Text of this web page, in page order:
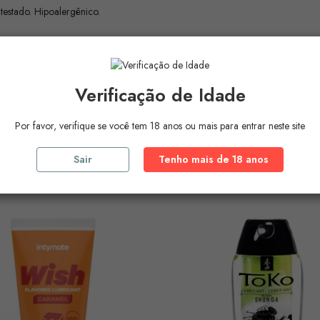
Hipoalergênico.
Produtos NaMesma
Verificação de Idade
Por favor, verifique se você tem 18 anos ou mais para entrar neste site
Sair Tenho mais de 18 anos